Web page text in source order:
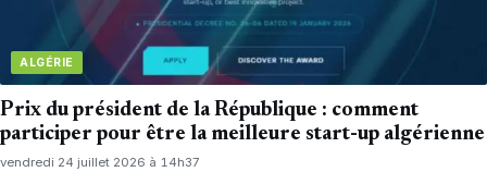
ALGÉRIE
Prix du président de la République : comment
participer pour être la meilleure start-up algérienne
vendredi 24 juillet 2026 à 14h37